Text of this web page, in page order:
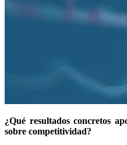
¿Qué resultados concretos
sobre competitividad?